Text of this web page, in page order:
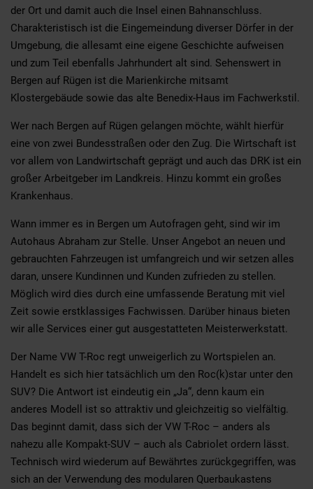
der Ort und damit auch die Insel einen Bahnanschluss.
Charakteristisch ist die Eingemeindung diverser Dörfer in der
Umgebung, die allesamt eine eigene Geschichte aufweisen
und zum Teil ebenfalls Jahrhundert alt sind. Sehenswert in
Bergen auf Rügen ist die Marienkirche mitsamt
Klostergebäude sowie das alte Benedix-Haus im Fachwerkstil.
Wer nach Bergen auf Rügen gelangen möchte, wählt hierfür
eine von zwei Bundesstraßen oder den Zug. Die Wirtschaft ist
vor allem von Landwirtschaft geprägt und auch das DRK ist ein
großer Arbeitgeber im Landkreis. Hinzu kommt ein großes
Krankenhaus.
Wann immer es in Bergen um Autofragen geht, sind wir im
Autohaus Abraham zur Stelle. Unser Angebot an neuen und
gebrauchten Fahrzeugen ist umfangreich und wir setzen alles
daran, unsere Kundinnen und Kunden zufrieden zu stellen.
Möglich wird dies durch eine umfassende Beratung mit viel
Zeit sowie erstklassiges Fachwissen. Darüber hinaus bieten
wir alle Services einer gut ausgestatteten Meisterwerkstatt.
Der Name VW T-Roc regt unweigerlich zu Wortspielen an.
Handelt es sich hier tatsächlich um den Roc(k)star unter den
SUV? Die Antwort ist eindeutig ein „Ja“, denn kaum ein
anderes Modell ist so attraktiv und gleichzeitig so vielfältig.
Das beginnt damit, dass sich der VW T-Roc – anders als
nahezu alle Kompakt-SUV – auch als Cabriolet ordern lässt.
Technisch wird wiederum auf Bewährtes zurückgegriffen, was
sich an der Verwendung des modularen Querbaukastens